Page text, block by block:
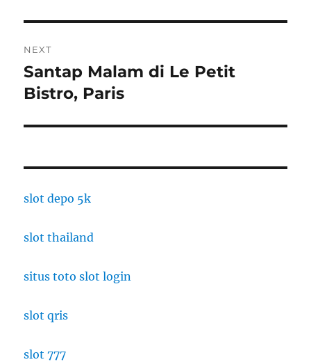
NEXT
Next
post:
Santap Malam di Le Petit
Bistro, Paris
slot depo 5k
slot thailand
situs toto slot login
slot qris
slot 777